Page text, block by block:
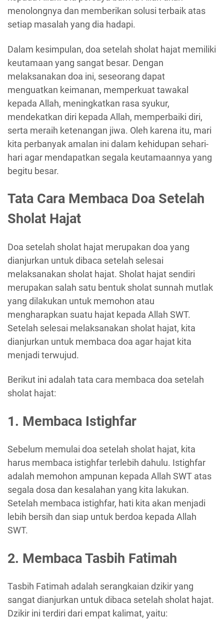
menolongnya dan memberikan solusi terbaik atas
setiap masalah yang dia hadapi.
Dalam kesimpulan, doa setelah sholat hajat memiliki
keutamaan yang sangat besar. Dengan
melaksanakan doa ini, seseorang dapat
menguatkan keimanan, memperkuat tawakal
kepada Allah, meningkatkan rasa syukur,
mendekatkan diri kepada Allah, memperbaiki diri,
serta meraih ketenangan jiwa. Oleh karena itu, mari
kita perbanyak amalan ini dalam kehidupan sehari-
hari agar mendapatkan segala keutamaannya yang
begitu besar.
Tata Cara Membaca Doa Setelah
Sholat Hajat
Doa setelah sholat hajat merupakan doa yang
dianjurkan untuk dibaca setelah selesai
melaksanakan sholat hajat. Sholat hajat sendiri
merupakan salah satu bentuk sholat sunnah mutlak
yang dilakukan untuk memohon atau
mengharapkan suatu hajat kepada Allah SWT.
Setelah selesai melaksanakan sholat hajat, kita
dianjurkan untuk membaca doa agar hajat kita
menjadi terwujud.
Berikut ini adalah tata cara membaca doa setelah
sholat hajat:
1. Membaca Istighfar
Sebelum memulai doa setelah sholat hajat, kita
harus membaca istighfar terlebih dahulu. Istighfar
adalah memohon ampunan kepada Allah SWT atas
segala dosa dan kesalahan yang kita lakukan.
Setelah membaca istighfar, hati kita akan menjadi
lebih bersih dan siap untuk berdoa kepada Allah
SWT.
2. Membaca Tasbih Fatimah
Tasbih Fatimah adalah serangkaian dzikir yang
sangat dianjurkan untuk dibaca setelah sholat hajat.
Dzikir ini terdiri dari empat kalimat, yaitu: